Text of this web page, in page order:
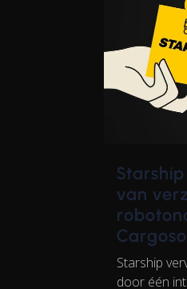
van
Starship
door één